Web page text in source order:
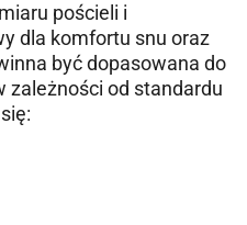
pościeli i
dla komfortu snu oraz
być dopasowana do
zależności od standardu